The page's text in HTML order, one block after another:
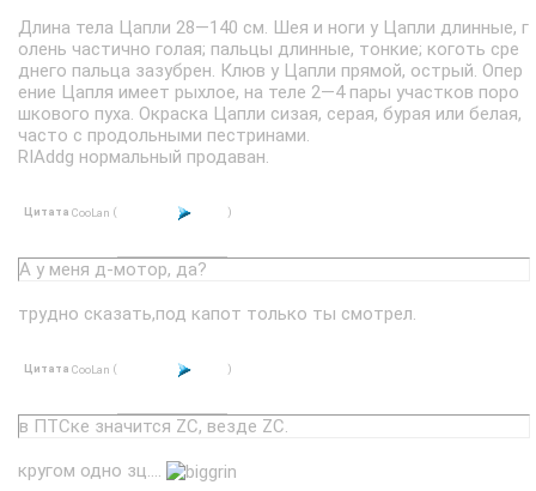
Длина тела Цапли 28—140 см. Шея и ноги у Цапли длинные, г
олень частично голая; пальцы длинные, тонкие; коготь сре
днего пальца зазубрен. Клюв у Цапли прямой, острый. Опер
ение Цапля имеет рыхлое, на теле 2—4 пары участков поро
шкового пуха. Окраска Цапли сизая, серая, бурая или белая,
часто с продольными пестринами.
RIAddg нормальный продаван.
Цитата CooLan ( )
А у меня д-мотор, да?
трудно сказать,под капот только ты смотрел.
Цитата CooLan ( )
в ПТСке значится ZC, везде ZC.
кругом одно зц....